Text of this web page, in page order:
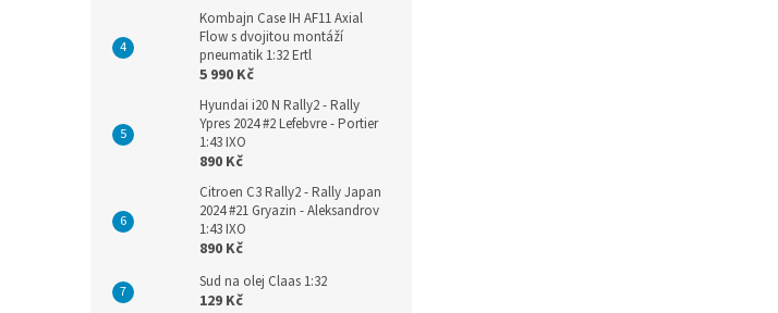
Kombajn Case IH AF11 Axial
Flow s dvojitou montáží
pneumatik 1:32 Ertl
5 990 Kč
Hyundai i20 N Rally2 - Rally
Ypres 2024 #2 Lefebvre - Portier
1:43 IXO
890 Kč
Citroen C3 Rally2 - Rally Japan
2024 #21 Gryazin - Aleksandrov
1:43 IXO
890 Kč
Sud na olej Claas 1:32
129 Kč